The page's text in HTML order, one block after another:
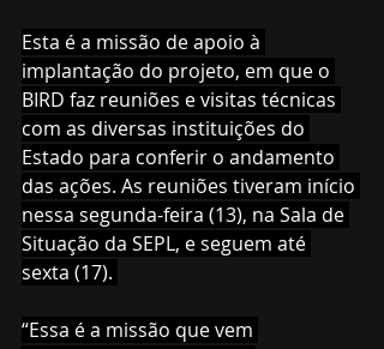
Esta é a missão de apoio à
implantação do projeto, em que o
BIRD faz reuniões e visitas técnicas
com as diversas instituições do
Estado para conferir o andamento
das ações. As reuniões tiveram início
nessa segunda-feira (13), na Sala de
Situação da SEPL, e seguem até
sexta (17).
“Essa é a missão que vem